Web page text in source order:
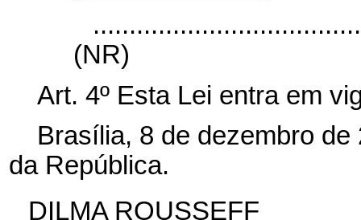
(NR)
Art. 4º Esta Lei entra em
Brasília, 8 de dezembro de
da República.
DILMA ROUSSEFF